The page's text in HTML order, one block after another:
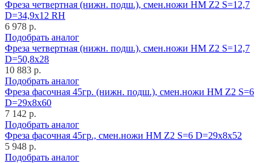
Фреза четвертная (нижн. подш.), смен.ножи HM Z2 S=12,7
D=34,9x12 RH
6 978 р.
Подобрать аналог
Фреза четвертная (нижн. подш.), смен.ножи HM Z2 S=12,7
D=50,8x28
10 883 р.
Подобрать аналог
Фреза фасочная 45гр. (нижн. подш.), смен.ножи HM Z2 S=6
D=29x8x60
7 142 р.
Подобрать аналог
Фреза фасочная 45гр., смен.ножи HM Z2 S=6 D=29x8x52
5 948 р.
Подобрать аналог